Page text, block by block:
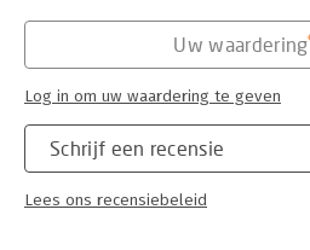
Schrijf een recensie
Lees ons recensiebeleid
Uw waardering
Log in om uw waardering te geven